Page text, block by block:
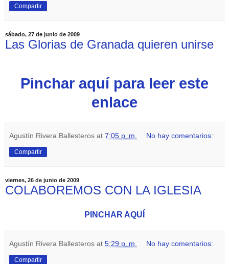
Compartir
sábado, 27 de junio de 2009
Las Glorias de Granada quieren unirse
Pinchar aquí para leer este
enlace
Agustín Rivera Ballesteros at 7:05 p. m. No hay comentarios:
Compartir
viernes, 26 de junio de 2009
COLABOREMOS CON LA IGLESIA
PINCHAR AQUÍ
Agustín Rivera Ballesteros at 5:29 p. m. No hay comentarios:
Compartir